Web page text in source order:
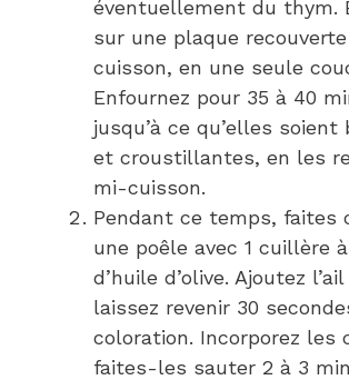
éventuellement du thym.
sur une plaque
cuisson, en une seule
Enfournez pour 35 à 40
jusqu’à ce qu’elles soient
et croustillantes, en les
mi-cuisson.
Pendant ce temps, faites
une poêle avec 1 cuillère
d’huile d’olive. Ajoutez
laissez revenir 30
coloration. Incorporez les
faites-les sauter 2 à 3